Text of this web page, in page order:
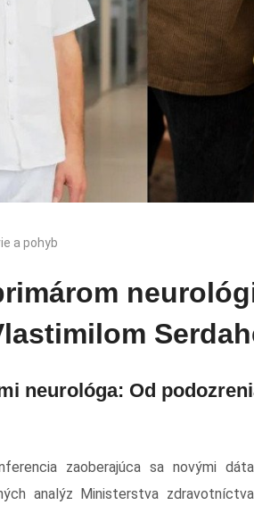
a pohyb
neurológa: Od
zaoberajúca sa novými
analýz Ministerstva